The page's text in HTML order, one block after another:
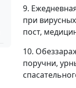
9.
при
пост,
10.
поручни,